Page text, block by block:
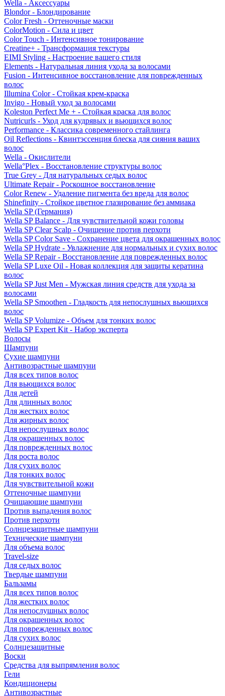
Wella - Аксессуары
Blondor - Блондирование
Color Fresh - Оттеночные маски
ColorMotion - Сила и цвет
Color Touch - Интенсивное тонирование
Creatine+ - Трансформация текстуры
EIMI Styling - Настроение вашего стиля
Elements - Натуральная линия ухода за волосами
Fusion - Интенсивное восстановление для поврежденных
волос
Illumina Color - Стойкая крем-краска
Invigo - Новый уход за волосами
Koleston Perfect Me + - Стойкая краска для волос
Nutricurls - Уход для кудрявых и вьющихся волос
Performance - Классика современного стайлинга
Oil Reflections - Квинтэссенция блеска для сияния ваших
волос
Wella - Окислители
Wella°Plex - Восстановление структуры волос
True Grey - Для натуральных седых волос
Ultimate Repair - Роскошное восстановление
Color Renew - Удаление пигмента без вреда для волос
Shinefinity - Стойкое цветное глазирование без аммиака
Wella SP (Германия)
Wella SP Balance - Для чувствительной кожи головы
Wella SP Clear Scalp - Очищение против перхоти
Wella SP Color Save - Сохранение цвета для окрашенных волос
Wella SP Hydrate - Увлажнение для нормальных и сухих волос
Wella SP Repair - Восстановление для поврежденных волос
Wella SP Luxe Oil - Новая коллекция для защиты кератина
волос
Wella SP Just Men - Мужская линия средств для ухода за
волосами
Wella SP Smoothen - Гладкость для непослушных вьющихся
волос
Wella SP Volumize - Объем для тонких волос
Wella SP Expert Kit - Набор эксперта
Волосы
Шампуни
Сухие шампуни
Антивозрастные шампуни
Для всех типов волос
Для вьющихся волос
Для детей
Для длинных волос
Для жестких волос
Для жирных волос
Для непослушных волос
Для окрашенных волос
Для поврежденных волос
Для роста волос
Для сухих волос
Для тонких волос
Для чувствительной кожи
Оттеночные шампуни
Очищающие шампуни
Против выпадения волос
Против перхоти
Солнцезащитные шампуни
Технические шампуни
Для объема волос
Travel-size
Для седых волос
Твердые шампуни
Бальзамы
Для всех типов волос
Для жестких волос
Для непослушных волос
Для окрашенных волос
Для поврежденных волос
Для сухих волос
Солнцезащитные
Воски
Средства для выпрямления волос
Гели
Кондиционеры
Антивозрастные